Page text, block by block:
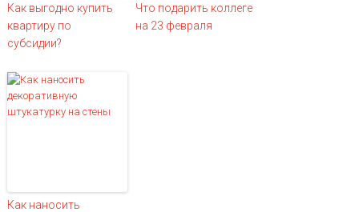
Как выгодно купить
квартиру по
субсидии?
Что подарить коллеге
на 23 февраля
Как наносить